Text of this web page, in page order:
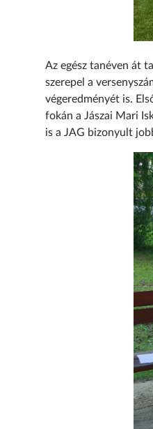
Az egész tanéven át
szerepel a
végeredményét is.
fokán a Jászai Mari
is a JAG bizonyult